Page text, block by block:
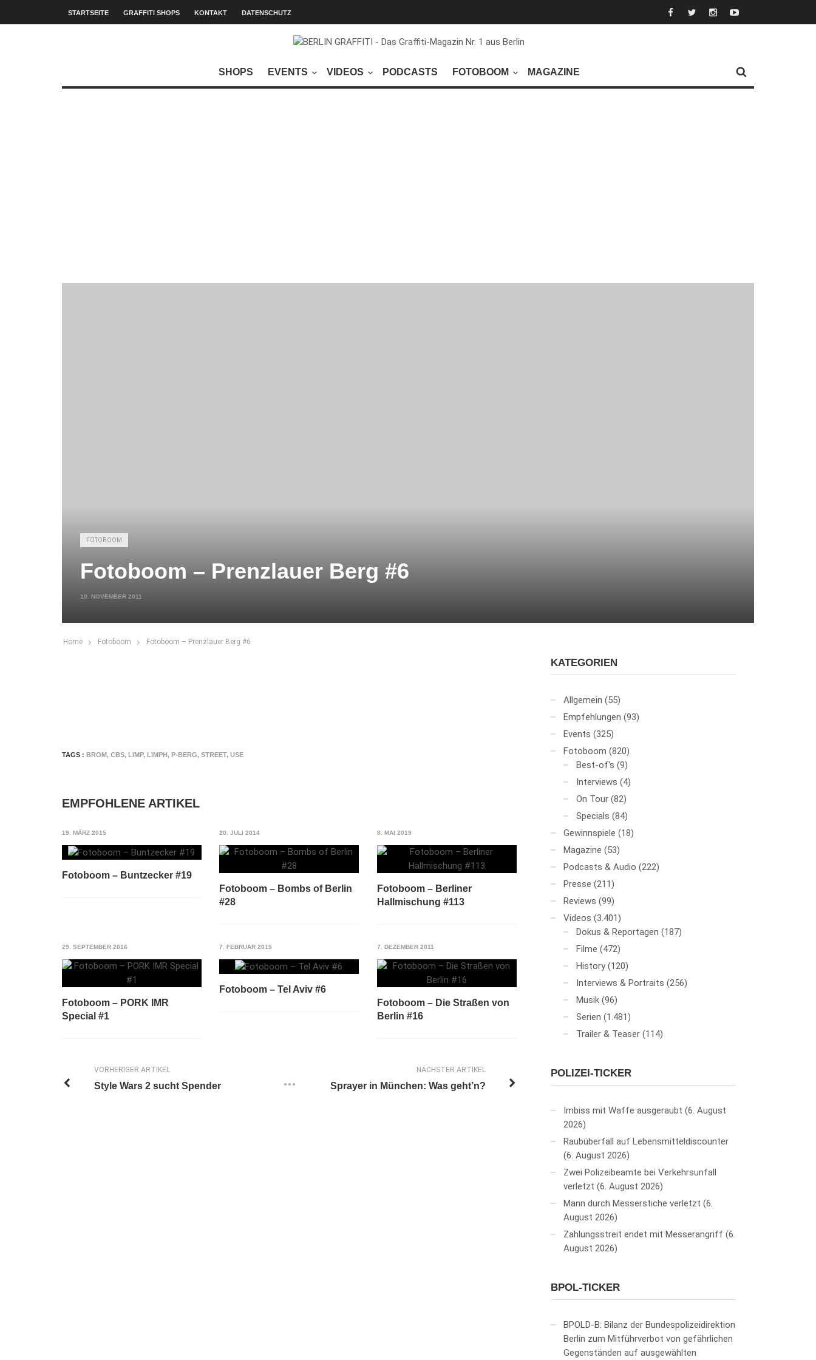
STARTSEITE GRAFFITI SHOPS KONTAKT DATENSCHUTZ
SHOPS EVENTS VIDEOS PODCASTS FOTOBOOM MAGAZINE
FOTOBOOM
Fotoboom – Prenzlauer Berg #6
10. NOVEMBER 2011
Home Fotoboom Fotoboom – Prenzlauer Berg #6
TAGS : BROM, CBS, LIMP, LIMPH, P-BERG, STREET, USE
EMPFOHLENE ARTIKEL
19. MÄRZ 2015
Fotoboom – Buntzecker #19
20. JULI 2014
Fotoboom – Bombs of Berlin
#28
8. MAI 2019
Fotoboom – Berliner
Hallmischung #113
29. SEPTEMBER 2016
Fotoboom – PORK IMR
Special #1
7. FEBRUAR 2015
Fotoboom – Tel Aviv #6
7. DEZEMBER 2011
Fotoboom – Die Straßen von
Berlin #16
NÄCHSTER ARTIKEL
Sprayer in München: Was geht’n?
VORHERIGER ARTIKEL
Style Wars 2 sucht Spender
KATEGORIEN
Allgemein (55)
Empfehlungen (93)
Events (325)
Fotoboom (820)
Best-of's (9)
Interviews (4)
On Tour (82)
Specials (84)
Gewinnspiele (18)
Magazine (53)
Podcasts & Audio (222)
Presse (211)
Reviews (99)
Videos (3.401)
Dokus & Reportagen (187)
Filme (472)
History (120)
Interviews & Portraits (256)
Musik (96)
Serien (1.481)
Trailer & Teaser (114)
POLIZEI-TICKER
Imbiss mit Waffe ausgeraubt 6. August
2026
Raubüberfall auf Lebensmitteldiscounter
6. August 2026
Zwei Polizeibeamte bei Verkehrsunfall
verletzt 6. August 2026
Mann durch Messerstiche verletzt 6.
August 2026
Zahlungsstreit endet mit Messerangriff 6.
August 2026
BPOL-TICKER
BPOLD-B: Bilanz der Bundespolizeidirektion
Berlin zum Mitführverbot von gefährlichen
Gegenständen auf ausgewählten